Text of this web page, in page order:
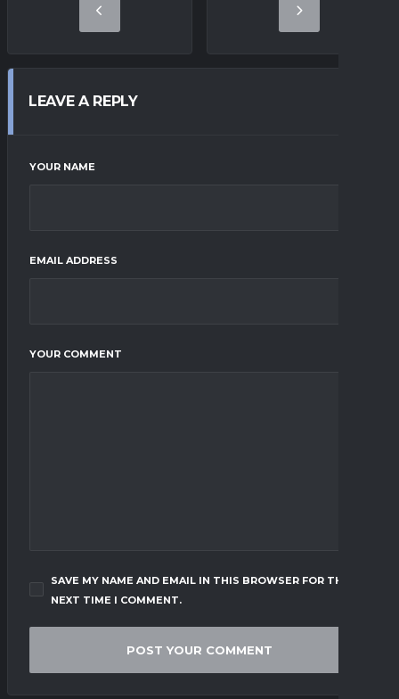
LEAVE A REPLY
YOUR NAME
EMAIL ADDRESS
YOUR COMMENT
SAVE MY NAME AND EMAIL IN THIS BROWSER FOR THE
NEXT TIME I COMMENT.